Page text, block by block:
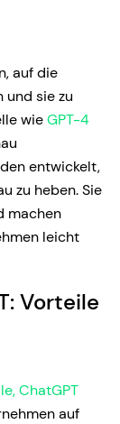
auf die
und sie zu
wieGPT-4
entwickelt,
zu heben. Sie
machen
leicht
Vorteile
ChatGPT
auf